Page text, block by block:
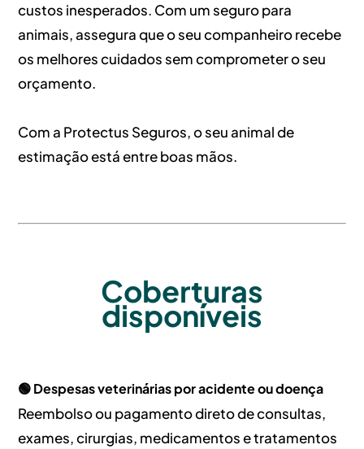
custos inesperados. Com um seguro para
animais, assegura que o seu companheiro recebe
os melhores cuidados sem comprometer o seu
orçamento.
Com a Protectus Seguros, o seu animal de
estimação está entre boas mãos.
Coberturas
disponíveis
🟢 Despesas veterinárias por acidente ou doença
Reembolso ou pagamento direto de consultas,
exames, cirurgias, medicamentos e tratamentos